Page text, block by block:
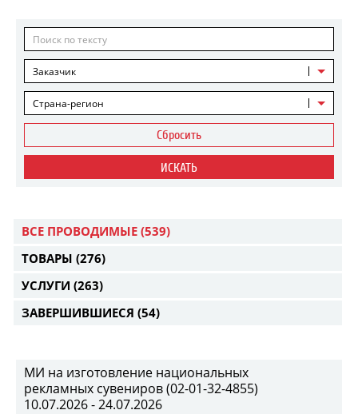
Заказчик
Страна-регион
Сбросить
ИСКАТЬ
ВСЕ ПРОВОДИМЫЕ (539)
ТОВАРЫ (276)
УСЛУГИ (263)
ЗАВЕРШИВШИЕСЯ (54)
МИ на изготовление национальных
рекламных сувениров (02-01-32-4855)
10.07.2026 - 24.07.2026